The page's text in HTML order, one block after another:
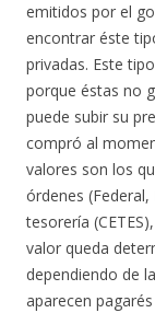
emitidos por el
encontrar éste
privadas. Este
porque éstas no
puede subir su
compró al
valores son los
órdenes
tesorería
valor queda
dependiendo de
aparecen